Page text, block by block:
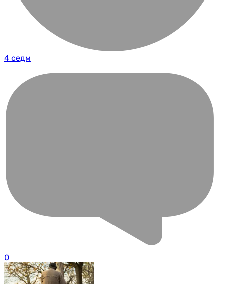
4 седм
0